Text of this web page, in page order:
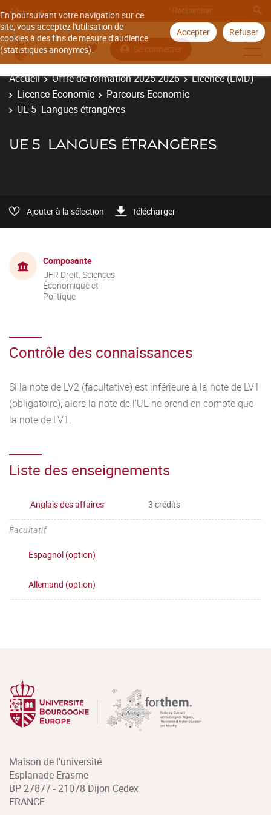
En poursuivant votre navigation sur ce
site, vous acceptez l'utilisation de
cookies à des fins de mesure d'audience
(statistiques anonymes).
Accepter Refuser
Aller à
Se connecter
Accueil Offre de formation 2025-2026
Licence (LMD)
Licence Economie
Parcours Economie
UE 5 Langues étrangères
UE 5 LANGUES ÉTRANGÈRES
Ajouter à la sélection Télécharger
Composante
UFR Droit, Sciences
Économique et
Politique
Contrôle des connaissances
Si la note de LV2 (facultative) est inférieure à la note de LV1
(obligatoire), alors la note de l'UE ne prend en compte que
la note de LV1.
Liste des enseignements
Anglais des affaires 3 crédits
Facultatif
Espagnol (option)
Allemand (option)
Maison de l'université
Esplanade Erasme
BP 27877 - 21078 Dijon Cedex
FRANCE